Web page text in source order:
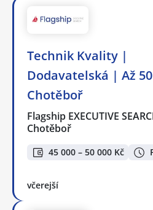
Technik Kvality |
Dodavatelská | Až
Chotěboř
Flagship EXECUTIVE
Chotěboř
45 000 – 50 000 Kč
včerejší